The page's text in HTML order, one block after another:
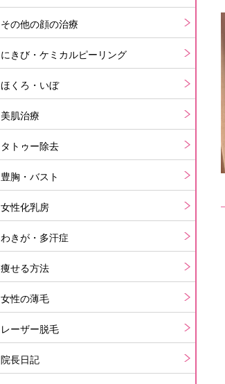
その他の顔の治療
にきび・ケミカルピーリング
ほくろ・いぼ
美肌治療
タトゥー除去
豊胸・バスト
女性化乳房
わきが・多汗症
痩せる方法
女性の薄毛
レーザー脱毛
院長日記